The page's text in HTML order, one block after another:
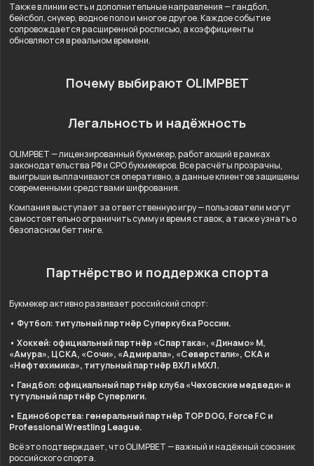
Также в линии есть и дополнительные направления — гандбол,
бейсбол, снукер, водное поло и многое другое. Каждое событие
сопровождается расширенной росписью, а коэффициенты
обновляются в реальном времени.
Почему выбирают OLIMPBET
Легальность и надёжность
OLIMPBET — лицензированный букмекер, работающий в рамках
законодательства РФ и СРО букмекеров. Все расчёты прозрачны,
выигрыши выплачиваются оперативно, а данные клиентов защищены
современными средствами шифрования.
Компания выступает за ответственную игру — пользователи могут
самостоятельно ограничить сумму и время ставок, а также узнать о
безопасном беттинге.
Партнёрство и поддержка спорта
Букмекер активно развивает российский спорт:
• Футбол: титульный партнёр Суперкубка России.
• Хоккей: официальный партнёр «Спартака», «Динамо» М,
«Амура», ЦСКА, «Сочи», «Адмирала», «Северстали», СКА и
«Нефтехимика», титульный партнёр ВХЛ и МХЛ.
• Гандбол: официальный партнёр клуба «Чеховские медведи» и
тутульный партнёр Суперлиги.
• Единоборства: генеральный партнёр TOP DOG, Force FC и
Professional Wrestling League.
Всё это подтверждает, что OLIMPBET — важный и надёжный союзник
российского спорта.